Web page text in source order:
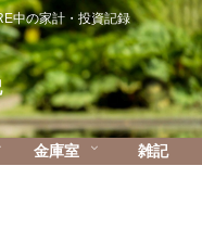
中の家計・投資記録
金庫室 雑記